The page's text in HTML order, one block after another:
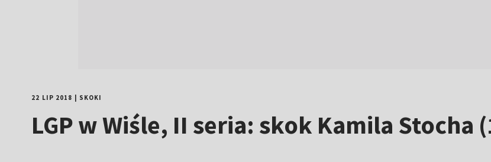
22 LIP 2018 SKOKI
LGP w Wiśle, II seria: skok Kamila Stocha